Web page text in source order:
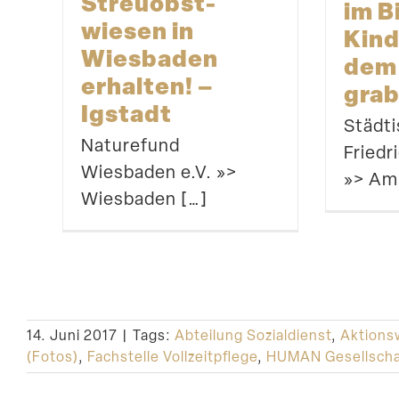
wiesen in
Wiesbaden
erhalten! –
Igstadt
Naturefund
Wiesbaden e.V. »>
Wiesbaden […]
im
»>
14. Juni 2017 | Tags: Abteilung Sozialdienst,
(Fotos), Fachstelle Vollzeitpflege, HUMAN